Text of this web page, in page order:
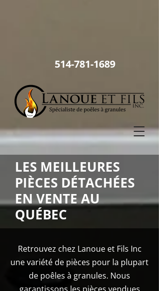
514-781-1689
LES MEILLEURES
PIÈCES DÉTACHÉES
EN VENTE AU
QUÉBEC
Retrouvez chez Lanoue et Fils Inc
une variété de pièces pour la plupart
de poêles à granules. Nous